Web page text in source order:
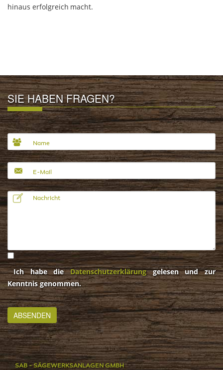
hinaus erfolgreich macht.
SIE HABEN FRAGEN?
Ich habe dieDatenschutzerklärunggelesen und zur
Kenntnis genommen.
SAB - SÄGEWERKSANLAGEN GMBH